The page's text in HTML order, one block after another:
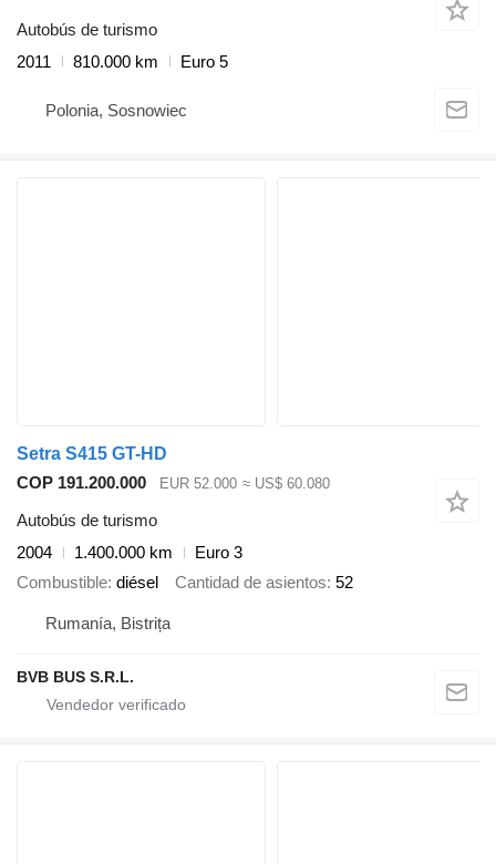
Autobús de turismo
2011
810.000 km Euro 5
Polonia, Sosnowiec
Setra S415 GT-HD
COP 191.200.000
EUR 52.000 ≈ US$ 60.080
Autobús de turismo
2004
1.400.000 km
Euro 3
Combustible diésel Cantidad de asientos 52
Rumanía, Bistrița
BVB BUS S.R.L.